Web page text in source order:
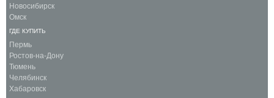
Новосибирск
Омск
ГДЕ КУПИТЬ
Пермь
Ростов-на-Дону
Тюмень
Челябинск
Хабаровск